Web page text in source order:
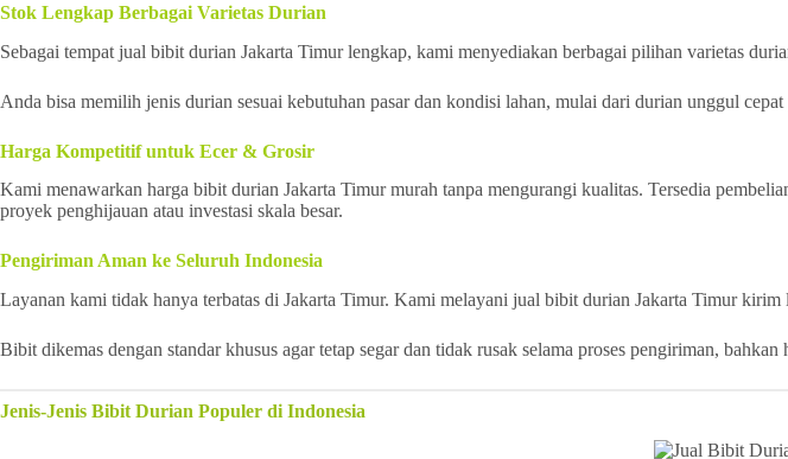
Stok Lengkap Berbagai Varietas Durian
Sebagai tempat jual bibit durian Jakarta Timur lengkap, kami menyediakan berbagai pilihan varietas
Anda bisa memilih jenis durian sesuai kebutuhan pasar dan kondisi lahan, mulai dari durian unggul
Harga Kompetitif untuk Ecer & Grosir
Kami menawarkan harga bibit durian Jakarta Timur murah tanpa mengurangi kualitas. Tersedia
proyek penghijauan atau investasi skala besar.
Pengiriman Aman ke Seluruh Indonesia
Layanan kami tidak hanya terbatas di Jakarta Timur. Kami melayani jual bibit durian Jakarta Timur
Bibit dikemas dengan standar khusus agar tetap segar dan tidak rusak selama proses pengiriman, bahkan
Jenis-Jenis Bibit Durian Populer di Indonesia